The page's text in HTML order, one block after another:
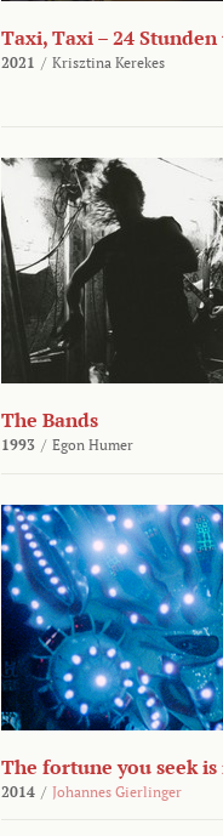
Taxi, Taxi – 24
2021 / Krisztina Kerekes
The Bands
1993 / Egon Humer
The fortune you seek
2014 / Johannes Gierlinger